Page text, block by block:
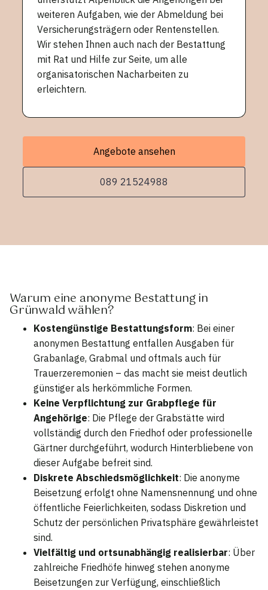
weiteren Aufgaben, wie der Abmeldung bei
Versicherungsträgern oder Rentenstellen.
Wir stehen Ihnen auch nach der Bestattung
mit Rat und Hilfe zur Seite, um alle
organisatorischen Nacharbeiten zu
erleichtern.
Angebote ansehen
089 21524988
Warum eine anonyme Bestattung in
Grünwald wählen?
Kostengünstige Bestattungsform: Bei einer
anonymen Bestattung entfallen Ausgaben für
Grabanlage, Grabmal und oftmals auch für
Trauerzeremonien – das macht sie meist deutlich
günstiger als herkömmliche Formen.
Keine Verpflichtung zur Grabpflege für
Angehörige: Die Pflege der Grabstätte wird
vollständig durch den Friedhof oder professionelle
Gärtner durchgeführt, wodurch Hinterbliebene von
dieser Aufgabe befreit sind.
Diskrete Abschiedsmöglichkeit: Die anonyme
Beisetzung erfolgt ohne Namensnennung und ohne
öffentliche Feierlichkeiten, sodass Diskretion und
Schutz der persönlichen Privatsphäre gewährleistet
sind.
Vielfältig und ortsunabhängig realisierbar: Über
zahlreiche Friedhöfe hinweg stehen anonyme
Beisetzungen zur Verfügung, einschließlich